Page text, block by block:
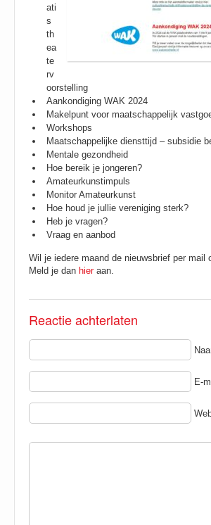
ati
s
th
ea
te
rv
oorstelling
Aankondiging WAK 2024
Makelpunt voor maatschappelijk
Workshops
Maatschappelijke diensttijd – subsidie
Mentale gezondheid
Hoe bereik je jongeren?
Amateurkunstimpuls
Monitor Amateurkunst
Hoe houd je jullie vereniging sterk?
Heb je vragen?
Vraag en aanbod
Wil je iedere maand de nieuwsbrief per mail
Meld je dan hieraan.
Reactie achterlaten
E-